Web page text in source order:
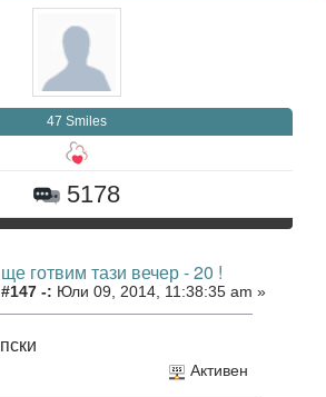
47 Smiles
5178
готвим тази вечер - 20 !
-: Юли 09, 2014, 11:38:35 am »
Активен